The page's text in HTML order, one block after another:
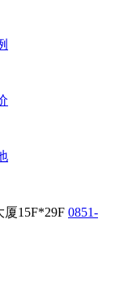
15F*29F 0851-